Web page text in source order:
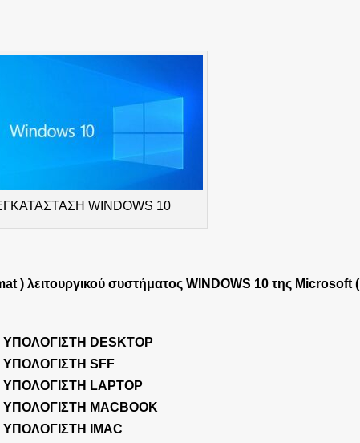
WINDOWS 10
) λειτουργικού συστήματος WINDOWS 10 της Microsoft (
ΥΠΟΛΟΓΙΣΤΗ DESKTOP
ΥΠΟΛΟΓΙΣΤΗ SFF
ΥΠΟΛΟΓΙΣΤΗ LAPTOP
ΥΠΟΛΟΓΙΣΤΗ MACBOOK
ΥΠΟΛΟΓΙΣΤΗ IMAC